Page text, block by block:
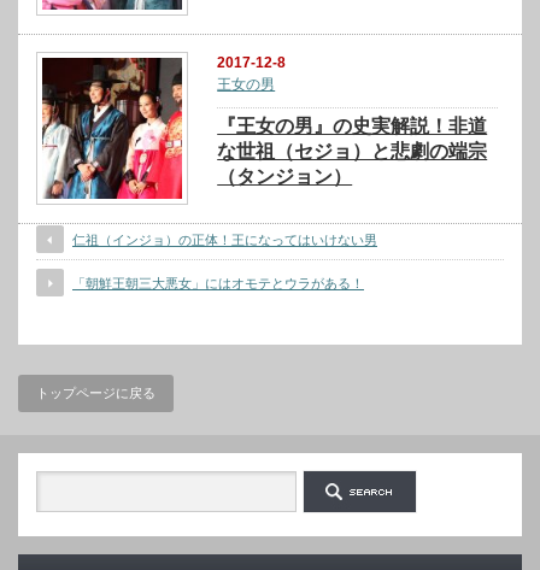
2017-12-8
王女の男
『王女の男』の史実解説！非道
な世祖（セジョ）と悲劇の端宗
（タンジョン）
仁祖（インジョ）の正体！王になってはいけない男
「朝鮮王朝三大悪女」にはオモテとウラがある！
トップページに戻る